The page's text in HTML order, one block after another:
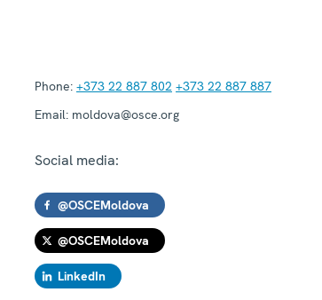
Phone: +373 22 887 802 +373 22 887 887
Email: moldova@osce.org
Social media:
@OSCEMoldova
@OSCEMoldova
LinkedIn